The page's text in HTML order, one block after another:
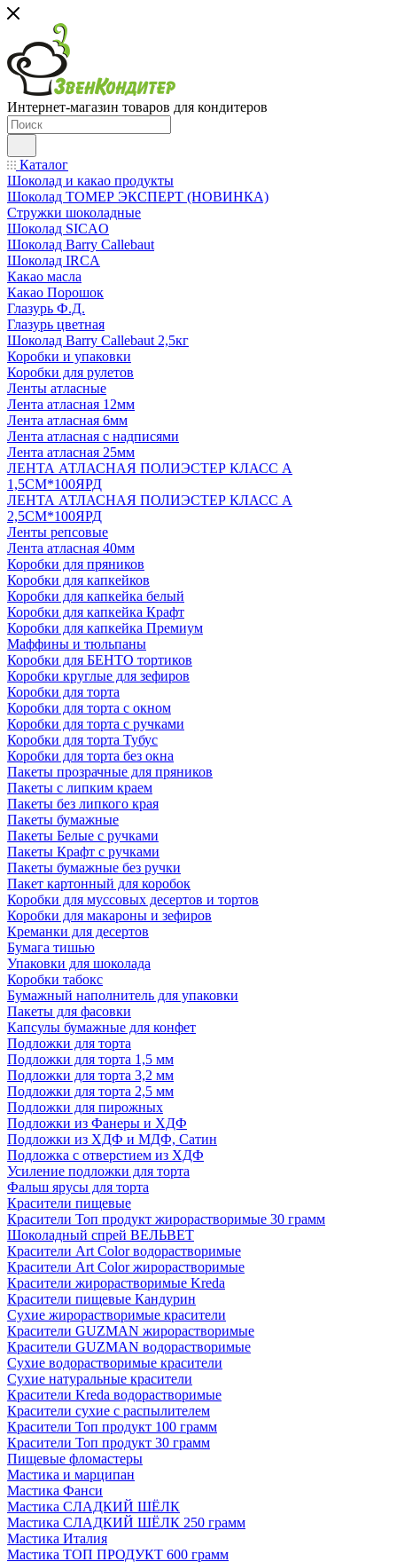
Интернет-магазин товаров для кондитеров
Каталог
Шоколад и какао продукты
Шоколад ТОМЕР ЭКСПЕРТ (НОВИНКА)
Стружки шоколадные
Шоколад SICAO
Шоколад Barry Callebaut
Шоколад IRCA
Какао масла
Какао Порошок
Глазурь Ф.Д.
Глазурь цветная
Шоколад Barry Callebaut 2,5кг
Коробки и упаковки
Коробки для рулетов
Ленты атласные
Лента атласная 12мм
Лента атласная 6мм
Лента атласная с надписями
Лента атласная 25мм
ЛЕНТА АТЛАСНАЯ ПОЛИЭСТЕР КЛАСС А
1,5СМ*100ЯРД
ЛЕНТА АТЛАСНАЯ ПОЛИЭСТЕР КЛАСС А
2,5СМ*100ЯРД
Ленты репсовые
Лента атласная 40мм
Коробки для пряников
Коробки для капкейков
Коробки для капкейка белый
Коробки для капкейка Крафт
Коробки для капкейка Премиум
Маффины и тюльпаны
Коробки для БЕНТО тортиков
Коробки круглые для зефиров
Коробки для торта
Коробки для торта с окном
Коробки для торта с ручками
Коробки для торта Тубус
Коробки для торта без окна
Пакеты прозрачные для пряников
Пакеты с липким краем
Пакеты без липкого края
Пакеты бумажные
Пакеты Белые с ручками
Пакеты Крафт с ручками
Пакеты бумажные без ручки
Пакет картонный для коробок
Коробки для муссовых десертов и тортов
Коробки для макароны и зефиров
Креманки для десертов
Бумага тишью
Упаковки для шоколада
Коробки табокс
Бумажный наполнитель для упаковки
Пакеты для фасовки
Капсулы бумажные для конфет
Подложки для торта
Подложки для торта 1,5 мм
Подложки для торта 3,2 мм
Подложки для торта 2,5 мм
Подложки для пирожных
Подложки из Фанеры и ХДФ
Подложки из ХДФ и МДФ, Сатин
Подложка с отверстием из ХДФ
Усиление подложки для торта
Фальш ярусы для торта
Красители пищевые
Красители Топ продукт жирорастворимые 30 грамм
Шоколадный спрей ВЕЛЬВЕТ
Красители Art Color водорастворимые
Красители Art Color жирорастворимые
Красители жирорастворимые Kreda
Красители пищевые Кандурин
Сухие жирорастворимые красители
Красители GUZMAN жирорастворимые
Красители GUZMAN водорастворимые
Сухие водорастворимые красители
Сухие натуральные красители
Красители Kreda водорастворимые
Красители сухие с распылителем
Красители Топ продукт 100 грамм
Красители Топ продукт 30 грамм
Пищевые фломастеры
Мастика и марципан
Мастика Фанси
Мастика СЛАДКИЙ ШЁЛК
Мастика СЛАДКИЙ ШЁЛК 250 грамм
Мастика Италия
Мастика ТОП ПРОДУКТ 600 грамм